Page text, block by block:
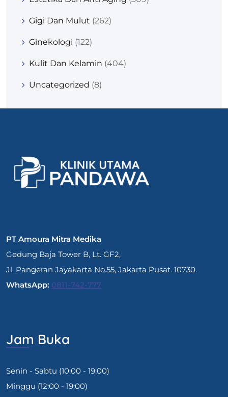
Gigi Dan Mulut (262)
Ginekologi (122)
Kulit Dan Kelamin (404)
Uncategorized (8)
PT Amoura Mitra Medika
Gedung Baja Tower B, Lt. GF2,
Jl. Pangeran Jayakarta No.55, Jakarta Pusat. 10730.
WhatsApp: 0811-742-777
Jam Buka
Senin - Sabtu (10:00 - 19:00)
Minggu (12:00 - 19:00)